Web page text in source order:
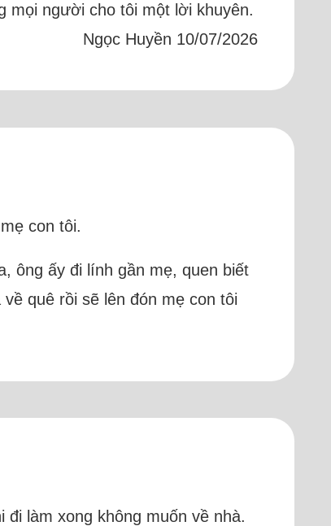
mọi người cho tôi một lời khuyên.
Ngọc Huyền 10/07/2026
con tôi.
ông ấy đi lính gần mẹ, quen biết
quê rồi sẽ lên đón mẹ con tôi
làm xong không muốn về nhà.